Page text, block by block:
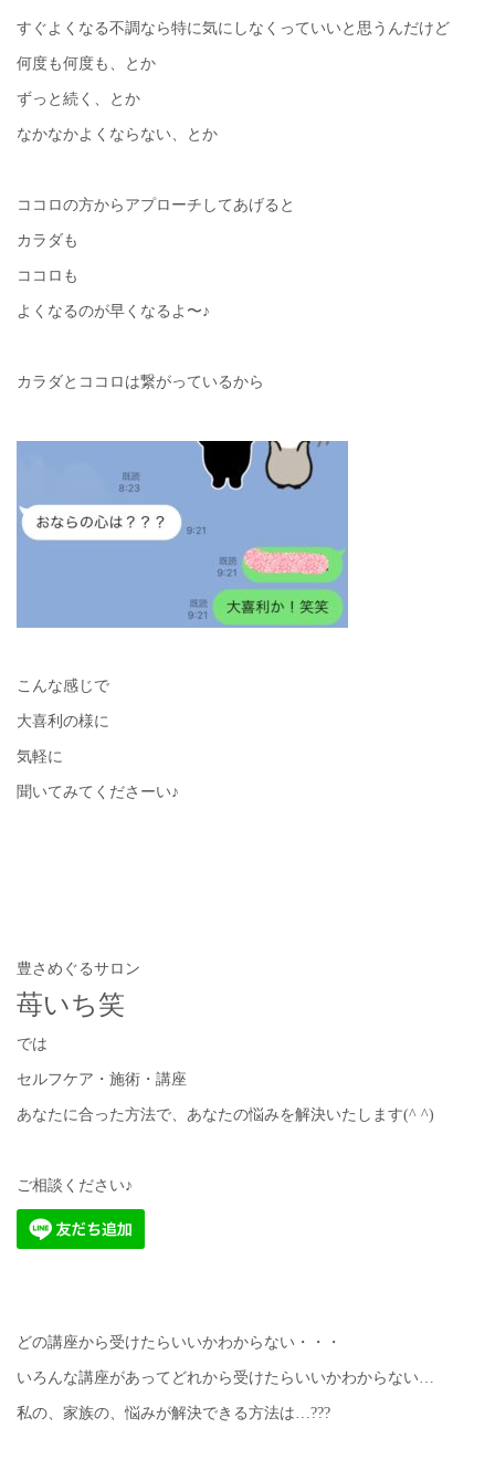
すぐよくなる不調なら特に気にしなくっていいと思うんだけど
何度も何度も、とか
ずっと続く、とか
なかなかよくならない、とか
ココロの方からアプローチしてあげると
カラダも
ココロも
よくなるのが早くなるよ〜♪
カラダとココロは繋がっているから
こんな感じで
大喜利の様に
気軽に
聞いてみてくださーい♪
豊さめぐるサロン
苺いち笑
では
セルフケア・施術・講座
あなたに合った方法で、あなたの悩みを解決いたします(^ ^)
ご相談ください♪
どの講座から受けたらいいかわからない・・・
いろんな講座があってどれから受けたらいいかわからない…
私の、家族の、悩みが解決できる方法は…???